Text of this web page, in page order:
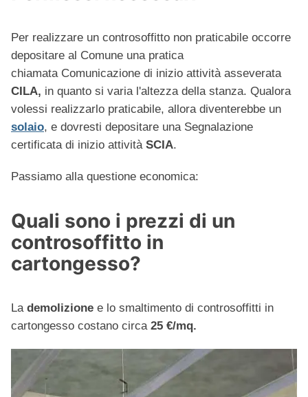
Per realizzare un controsoffitto non praticabile occorre
depositare al Comune una pratica
chiamata Comunicazione di inizio attività asseverata
CILA, in quanto si varia l'altezza della stanza. Qualora
volessi realizzarlo praticabile, allora diventerebbe un
solaio, e dovresti depositare una Segnalazione
certificata di inizio attività SCIA.
Passiamo alla questione economica:
Quali sono i prezzi di un
controsoffitto in
cartongesso?
La demolizione e lo smaltimento di controsoffitti in
cartongesso costano circa 25 €/mq.